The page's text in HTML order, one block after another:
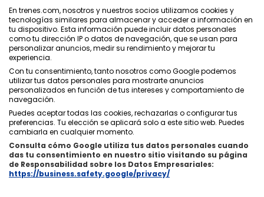
Política de Privacidad
Condiciones Generales
Política de Cookies
Aviso Legal
Quiénes Somos ixigo
Copyright © Trenes.com. Todos los derechos reservados.
En trenes.com, nosotros y nuestros socios utilizamos cookies y
tecnologías similares para almacenar y acceder a información en
tu dispositivo. Esta información puede incluir datos personales
como tu dirección IP o datos de navegación, que se usan para
personalizar anuncios, medir su rendimiento y mejorar tu
experiencia.
Con tu consentimiento, tanto nosotros como Google podemos
utilizar tus datos personales para mostrarte anuncios
personalizados en función de tus intereses y comportamiento de
navegación.
Puedes aceptar todas las cookies, rechazarlas o configurar tus
preferencias. Tu elección se aplicará solo a este sitio web. Puedes
cambiarla en cualquier momento.
Consulta cómo Google utiliza tus datos personales cuando
das tu consentimiento en nuestro sitio visitando su página
de Responsabilidad sobre los Datos Empresariales:
https://business.safety.google/privacy/